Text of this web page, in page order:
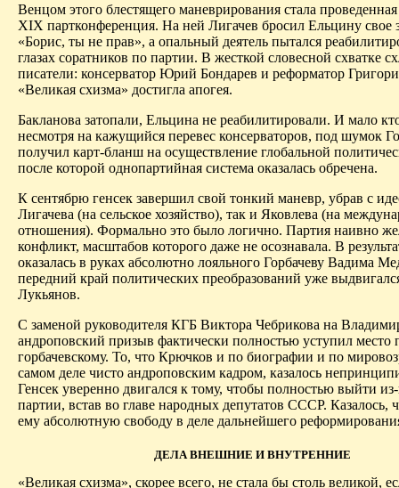
Венцом этого блестящего маневрирования стала
XIX партконференция. На ней Лигачев бросил Ельцину свое
«Борис, ты не прав», а опальный деятель пытался
глазах соратников по партии. В жесткой словесной схватке
писатели: консерватор Юрий Бондарев и реформатор
«Великая схизма» достигла апогея.
Бакланова затопали, Ельцина не реабилитировали. И мало
несмотря на кажущийся перевес консерваторов, под шумок
получил карт-бланш на осуществление глобальной
после которой однопартийная система оказалась обречена.
К сентябрю генсек завершил свой тонкий маневр, убрав с
Лигачева (на сельское хозяйство), так и Яковлева (на
отношения). Формально это было логично. Партия наивно
конфликт, масштабов которого даже не осознавала. В
оказалась в руках абсолютно лояльного Горбачеву Вадима
передний край политических преобразований уже
Лукьянов.
С заменой руководителя КГБ Виктора Чебрикова на
андроповский призыв фактически полностью уступил место
горбачевскому. То, что Крючков и по биографии и по
самом деле чисто андроповским кадром, казалось
Генсек уверенно двигался к тому, чтобы полностью выйти
партии, встав во главе народных депутатов СССР. Казалось,
ему абсолютную свободу в деле дальнейшего
ДЕЛА ВНЕШНИЕ И ВНУТРЕННИЕ
«Великая схизма», скорее всего, не стала бы столь великой,